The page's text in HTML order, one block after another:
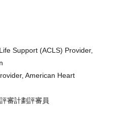
Support (ACLS) Provider,
American Heart
審計劃評審員